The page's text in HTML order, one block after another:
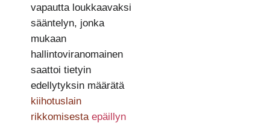
vapautta loukkaavaksi
sääntelyn, jonka
mukaan
hallintoviranomainen
saattoi tietyin
edellytyksin määrätä
kiihotuslain
rikkomisesta epäillyn